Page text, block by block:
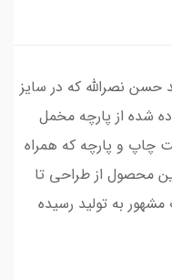
نصرالله که در سایز
شده از پارچه مخمل
چاپ و پارچه که همراه
محصول از طراحی تا
به تولید رسیده